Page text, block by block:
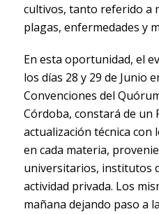
cultivos, tanto referido a
plagas, enfermedades y
En esta oportunidad, el
los días 28 y 29 de Junio
Convenciones del
Córdoba, constará de un
actualización técnica
en cada materia,
universitarios, institutos
actividad privada. Los
mañana dejando paso a